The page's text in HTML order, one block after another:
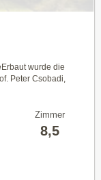
wurde die
Peter Csobadi,
Zimmer
8,5